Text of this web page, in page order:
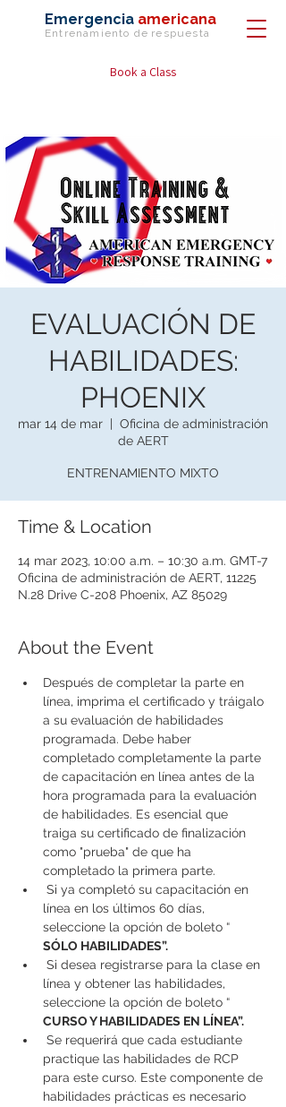
Emergencia americana
Entrenamiento de respuesta
Book a Class
EVALUACIÓN DE
HABILIDADES:
PHOENIX
mar 14 de mar
  |
Oficina de administración
de AERT
ENTRENAMIENTO MIXTO
Time & Location
14 mar 2023, 10:00 a.m. – 10:30 a.m. GMT-7
Oficina de administración de AERT, 11225
N.28 Drive C-208 Phoenix, AZ 85029
About the Event
Después de completar la parte en
línea, imprima el certificado y tráigalo
a su evaluación de habilidades
programada. Debe haber
completado completamente la parte
de capacitación en línea antes de la
hora programada para la evaluación
de habilidades. Es esencial que
traiga su certificado de finalización
como "prueba" de que ha
completado la primera parte.
línea en los últimos 60 días,
seleccione la opción de boleto “
SÓLO HABILIDADES”.
línea y obtener las habilidades,
seleccione la opción de boleto “
CURSO Y HABILIDADES EN LÍNEA”.
practique las habilidades de RCP
para este curso. Este componente de
habilidades prácticas es necesario